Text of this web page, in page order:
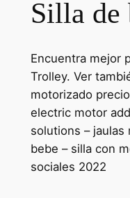
Silla de
Encuentra mejor
Trolley. Ver
motorizado
electric motor
solutions – jaulas
bebe – silla con
sociales 2022